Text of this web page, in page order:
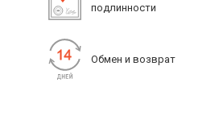
подлинности
Обмен и возврат